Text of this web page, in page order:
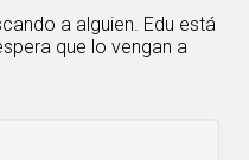
a alguien. Edu está
que lo vengan a